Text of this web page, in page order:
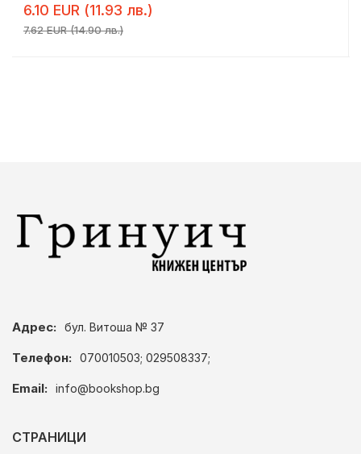
6.10 EUR (11.93 лв.)
7.62 EUR (14.90 лв.)
Адрес: бул. Витоша № 37
Телефон: 070010503; 029508337;
Email: info@bookshop.bg
СТРАНИЦИ